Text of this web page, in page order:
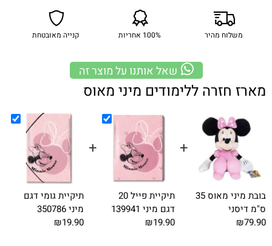
משלוח מהיר 100% אחריות קנייה מאובטחת
שאל אותנו על מוצר זה
מארז חזרה ללימודים מיני מאוס
בובת מיני מאוס 35
ס"מ דיסני
₪79.90
+
תיקיית פייל 20
דגם מיני 139941
₪19.90
+
תיקיית גומי דגם
מיני 350786
₪19.90